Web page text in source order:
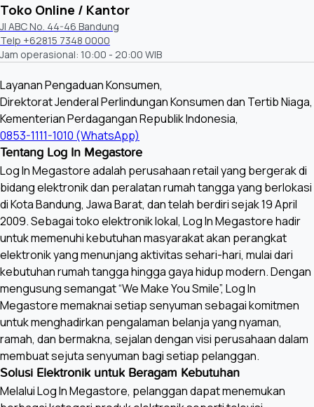
Toko Online / Kantor
Jl ABC No. 44-46 Bandung
Telp +62815 7348 0000
Jam operasional: 10:00 - 20:00 WIB
Layanan Pengaduan Konsumen,
Direktorat Jenderal Perlindungan Konsumen dan Tertib Niaga,
Kementerian Perdagangan Republik Indonesia,
0853-1111-1010 (WhatsApp)
Tentang Log In Megastore
Log In Megastore adalah perusahaan retail yang bergerak di
bidang elektronik dan peralatan rumah tangga yang berlokasi
di Kota Bandung, Jawa Barat, dan telah berdiri sejak 19 April
2009. Sebagai toko elektronik lokal, Log In Megastore hadir
untuk memenuhi kebutuhan masyarakat akan perangkat
elektronik yang menunjang aktivitas sehari-hari, mulai dari
kebutuhan rumah tangga hingga gaya hidup modern. Dengan
mengusung semangat “We Make You Smile”, Log In
Megastore memaknai setiap senyuman sebagai komitmen
untuk menghadirkan pengalaman belanja yang nyaman,
ramah, dan bermakna, sejalan dengan visi perusahaan dalam
membuat sejuta senyuman bagi setiap pelanggan.
Solusi Elektronik untuk Beragam Kebutuhan
Melalui Log In Megastore, pelanggan dapat menemukan